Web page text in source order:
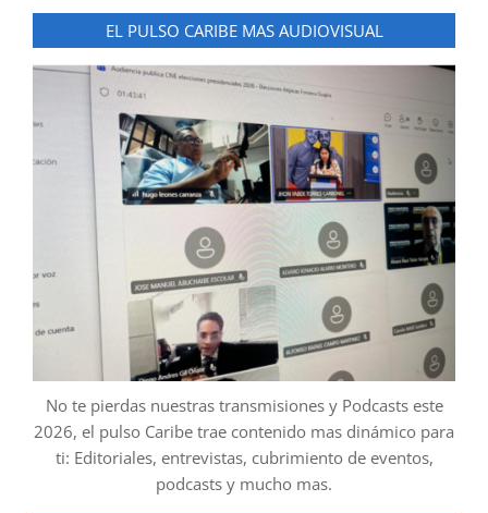
EL PULSO CARIBE MAS AUDIOVISUAL
No te pierdas nuestras transmisiones y Podcasts este
2026, el pulso Caribe trae contenido mas dinámico para
ti: Editoriales, entrevistas, cubrimiento de eventos,
podcasts y mucho mas.